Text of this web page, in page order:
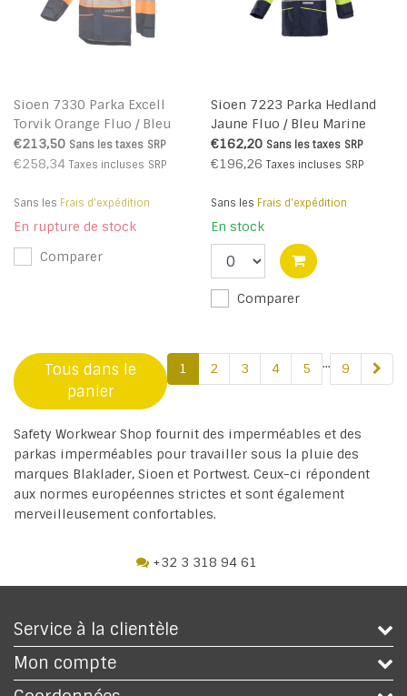
Sioen 7330 Parka Excell
Torvik Orange Fluo / Bleu
Marine
€213,50 Sans les taxes SRP
€258,34 Taxes incluses SRP
Sans les Frais d'expédition
En rupture de stock
Comparer
Sioen 7223 Parka Hedland
Jaune Fluo / Bleu Marine
€162,20 Sans les taxes SRP
€196,26 Taxes incluses SRP
Sans les Frais d'expédition
En stock
Comparer
Tous dans le
panier
1 2 3 4 5 ... 9
Safety Workwear Shop fournit des imperméables et des
parkas imperméables pour travailler sous la pluie des
marques Blaklader, Sioen et Portwest. Ceux-ci répondent
aux normes européennes strictes et sont également
merveilleusement confortables.
+32 3 318 94 61
Service à la clientèle
Mon compte